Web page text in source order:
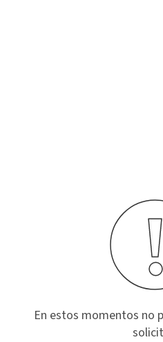
En estos momentos no